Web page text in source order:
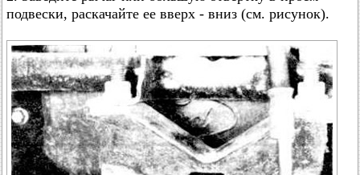
подвески, раскачайте ее вверх - вниз (см. рисунок).